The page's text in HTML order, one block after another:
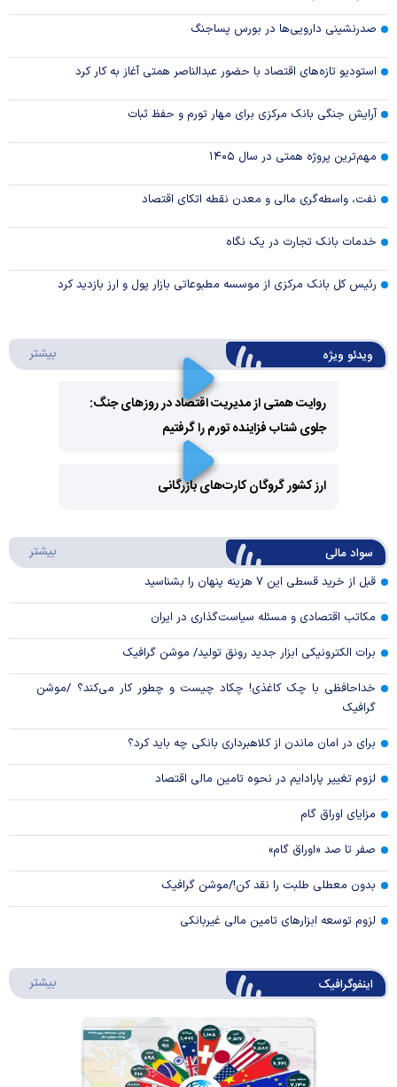
صدرنشینی دارویی‌ها در بورس پساجنگ
استودیو تازه‌های اقتصاد با حضور عبدالناصر همتی آغاز به کار کرد
آرایش جنگی بانک مرکزی برای مهار تورم و حفظ ثبات
مهم‌ترین پروژه همتی در سال ۱۴۰۵
نفت، واسطه‌گری مالی و معدن نقطه اتکای اقتصاد
خدمات بانک تجارت در یک نگاه
رئیس کل بانک مرکزی از موسسه مطبوعاتی بازار پول و ارز بازدید کرد
ویدئو ویژه بیشتر
Play
Video
روایت همتی از مدیریت اقتصاد در روزهای جنگ:
جلوی شتاب فزاینده تورم را گرفتیم
Video
ارز کشور گروگان کارت‌های بازرگانی
سواد مالی بیشتر
قبل از خرید قسطی این ۷ هزینه پنهان را بشناسید
مکاتب اقتصادی و مسئله سیاست‌گذاری در ایران
برات الکترونیکی ابزار جدید رونق تولید/ موشن گرافیک
خداحافظی با چک کاغذی! چکاد چیست و چطور کار می‌کند؟ /موشن
گرافیک
برای در امان ماندن از کلاهبرداری بانکی چه باید کرد؟
لزوم تغییر پارادایم در نحوه تامین مالی اقتصاد
مزایای اوراق گام
صفر تا صد «اوراق گام»
بدون معطلی طلبت را نقد کن!/موشن گرافیک
لزوم توسعه ابزارهای تامین مالی غیربانکی
اینفوگرافیک بیشتر